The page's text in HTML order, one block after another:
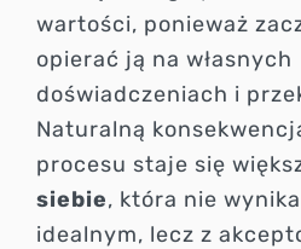
wartości, ponieważ
opierać ją na własnych
doświadczeniach i
Naturalną
procesu staje się
siebie, która nie
idealnym, lecz z